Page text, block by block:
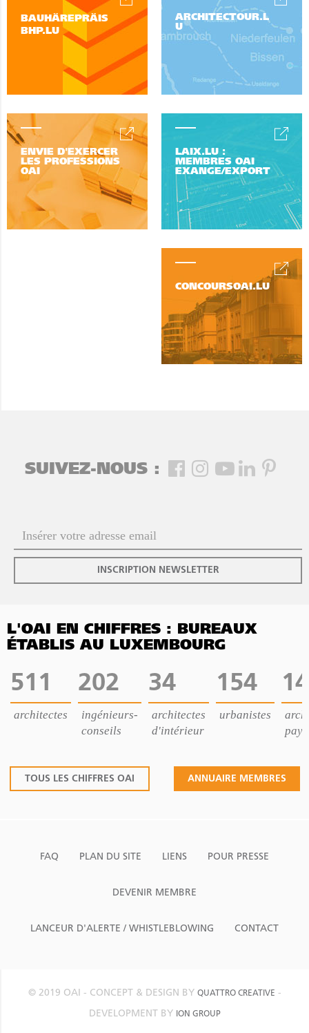
BAUHÄREPRÄIS
BHP.LU
ARCHITECTOUR.L
U
ENVIE D'EXERCER
LES PROFESSIONS
OAI
LAIX.LU :
MEMBRES OAI
EXANGE/EXPORT
CONCOURSOAI.LU
SUIVEZ-NOUS :
INSCRIPTION NEWSLETTER
L'OAI EN CHIFFRES : BUREAUX
ÉTABLIS AU LUXEMBOURG
511
architectes
202
ingénieurs-
conseils
34
architectes
d'intérieur
154
urbanistes
14
TOUS LES CHIFFRES OAI ANNUAIRE MEMBRES
FAQ PLAN DU SITE LIENS POUR PRESSE
DEVENIR MEMBRE
LANCEUR D'ALERTE / WHISTLEBLOWING CONTACT
© 2019 OAI - CONCEPT & DESIGN BY QUATTRO CREATIVE -
DEVELOPMENT BY ION GROUP